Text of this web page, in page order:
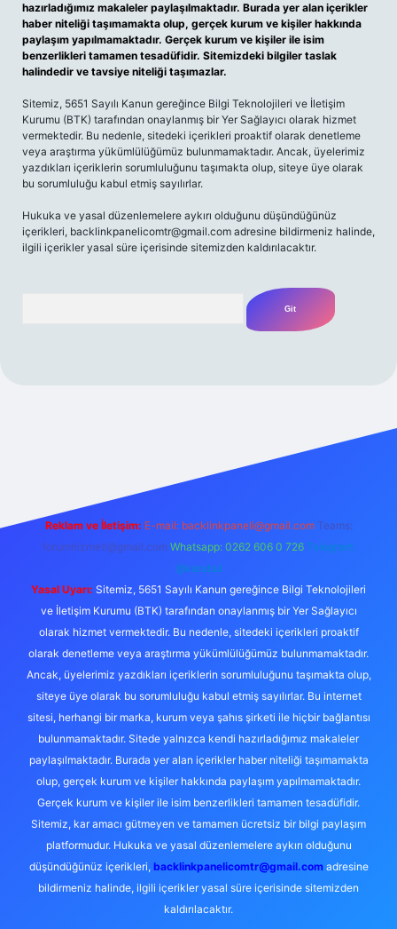
hazırladığımız makaleler paylaşılmaktadır. Burada yer alan içerikler
haber niteliği taşımamakta olup, gerçek kurum ve kişiler hakkında
paylaşım yapılmamaktadır. Gerçek kurum ve kişiler ile isim
benzerlikleri tamamen tesadüfidir. Sitemizdeki bilgiler taslak
halindedir ve tavsiye niteliği taşımazlar.
Sitemiz, 5651 Sayılı Kanun gereğince Bilgi Teknolojileri ve İletişim
Kurumu (BTK) tarafından onaylanmış bir Yer Sağlayıcı olarak hizmet
vermektedir. Bu nedenle, sitedeki içerikleri proaktif olarak denetleme
veya araştırma yükümlülüğümüz bulunmamaktadır. Ancak, üyelerimiz
yazdıkları içeriklerin sorumluluğunu taşımakta olup, siteye üye olarak
bu sorumluluğu kabul etmiş sayılırlar.
Hukuka ve yasal düzenlemelere aykırı olduğunu düşündüğünüz
içerikleri, backlinkpanelicomtr@gmail.com adresine bildirmeniz halinde,
ilgili içerikler yasal süre içerisinde sitemizden kaldırılacaktır.
Reklam ve İletişim: E-mail: backlinkpaneli@gmail.com Teams:
forumhizmeti@gmail.com Whatsapp: 0262 606 0 726 Telegram:
@karabul
Yasal Uyarı: Sitemiz, 5651 Sayılı Kanun gereğince Bilgi Teknolojileri
ve İletişim Kurumu (BTK) tarafından onaylanmış bir Yer Sağlayıcı
olarak hizmet vermektedir. Bu nedenle, sitedeki içerikleri proaktif
olarak denetleme veya araştırma yükümlülüğümüz bulunmamaktadır.
Ancak, üyelerimiz yazdıkları içeriklerin sorumluluğunu taşımakta olup,
siteye üye olarak bu sorumluluğu kabul etmiş sayılırlar. Bu internet
sitesi, herhangi bir marka, kurum veya şahıs şirketi ile hiçbir bağlantısı
bulunmamaktadır. Sitede yalnızca kendi hazırladığımız makaleler
paylaşılmaktadır. Burada yer alan içerikler haber niteliği taşımamakta
olup, gerçek kurum ve kişiler hakkında paylaşım yapılmamaktadır.
Gerçek kurum ve kişiler ile isim benzerlikleri tamamen tesadüfidir.
Sitemiz, kar amacı gütmeyen ve tamamen ücretsiz bir bilgi paylaşım
platformudur. Hukuka ve yasal düzenlemelere aykırı olduğunu
düşündüğünüz içerikleri, backlinkpanelicomtr@gmail.comadresine
bildirmeniz halinde, ilgili içerikler yasal süre içerisinde sitemizden
kaldırılacaktır.